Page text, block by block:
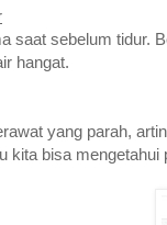
saat sebelum tidur.
hangat.
yang parah,
kita bisa